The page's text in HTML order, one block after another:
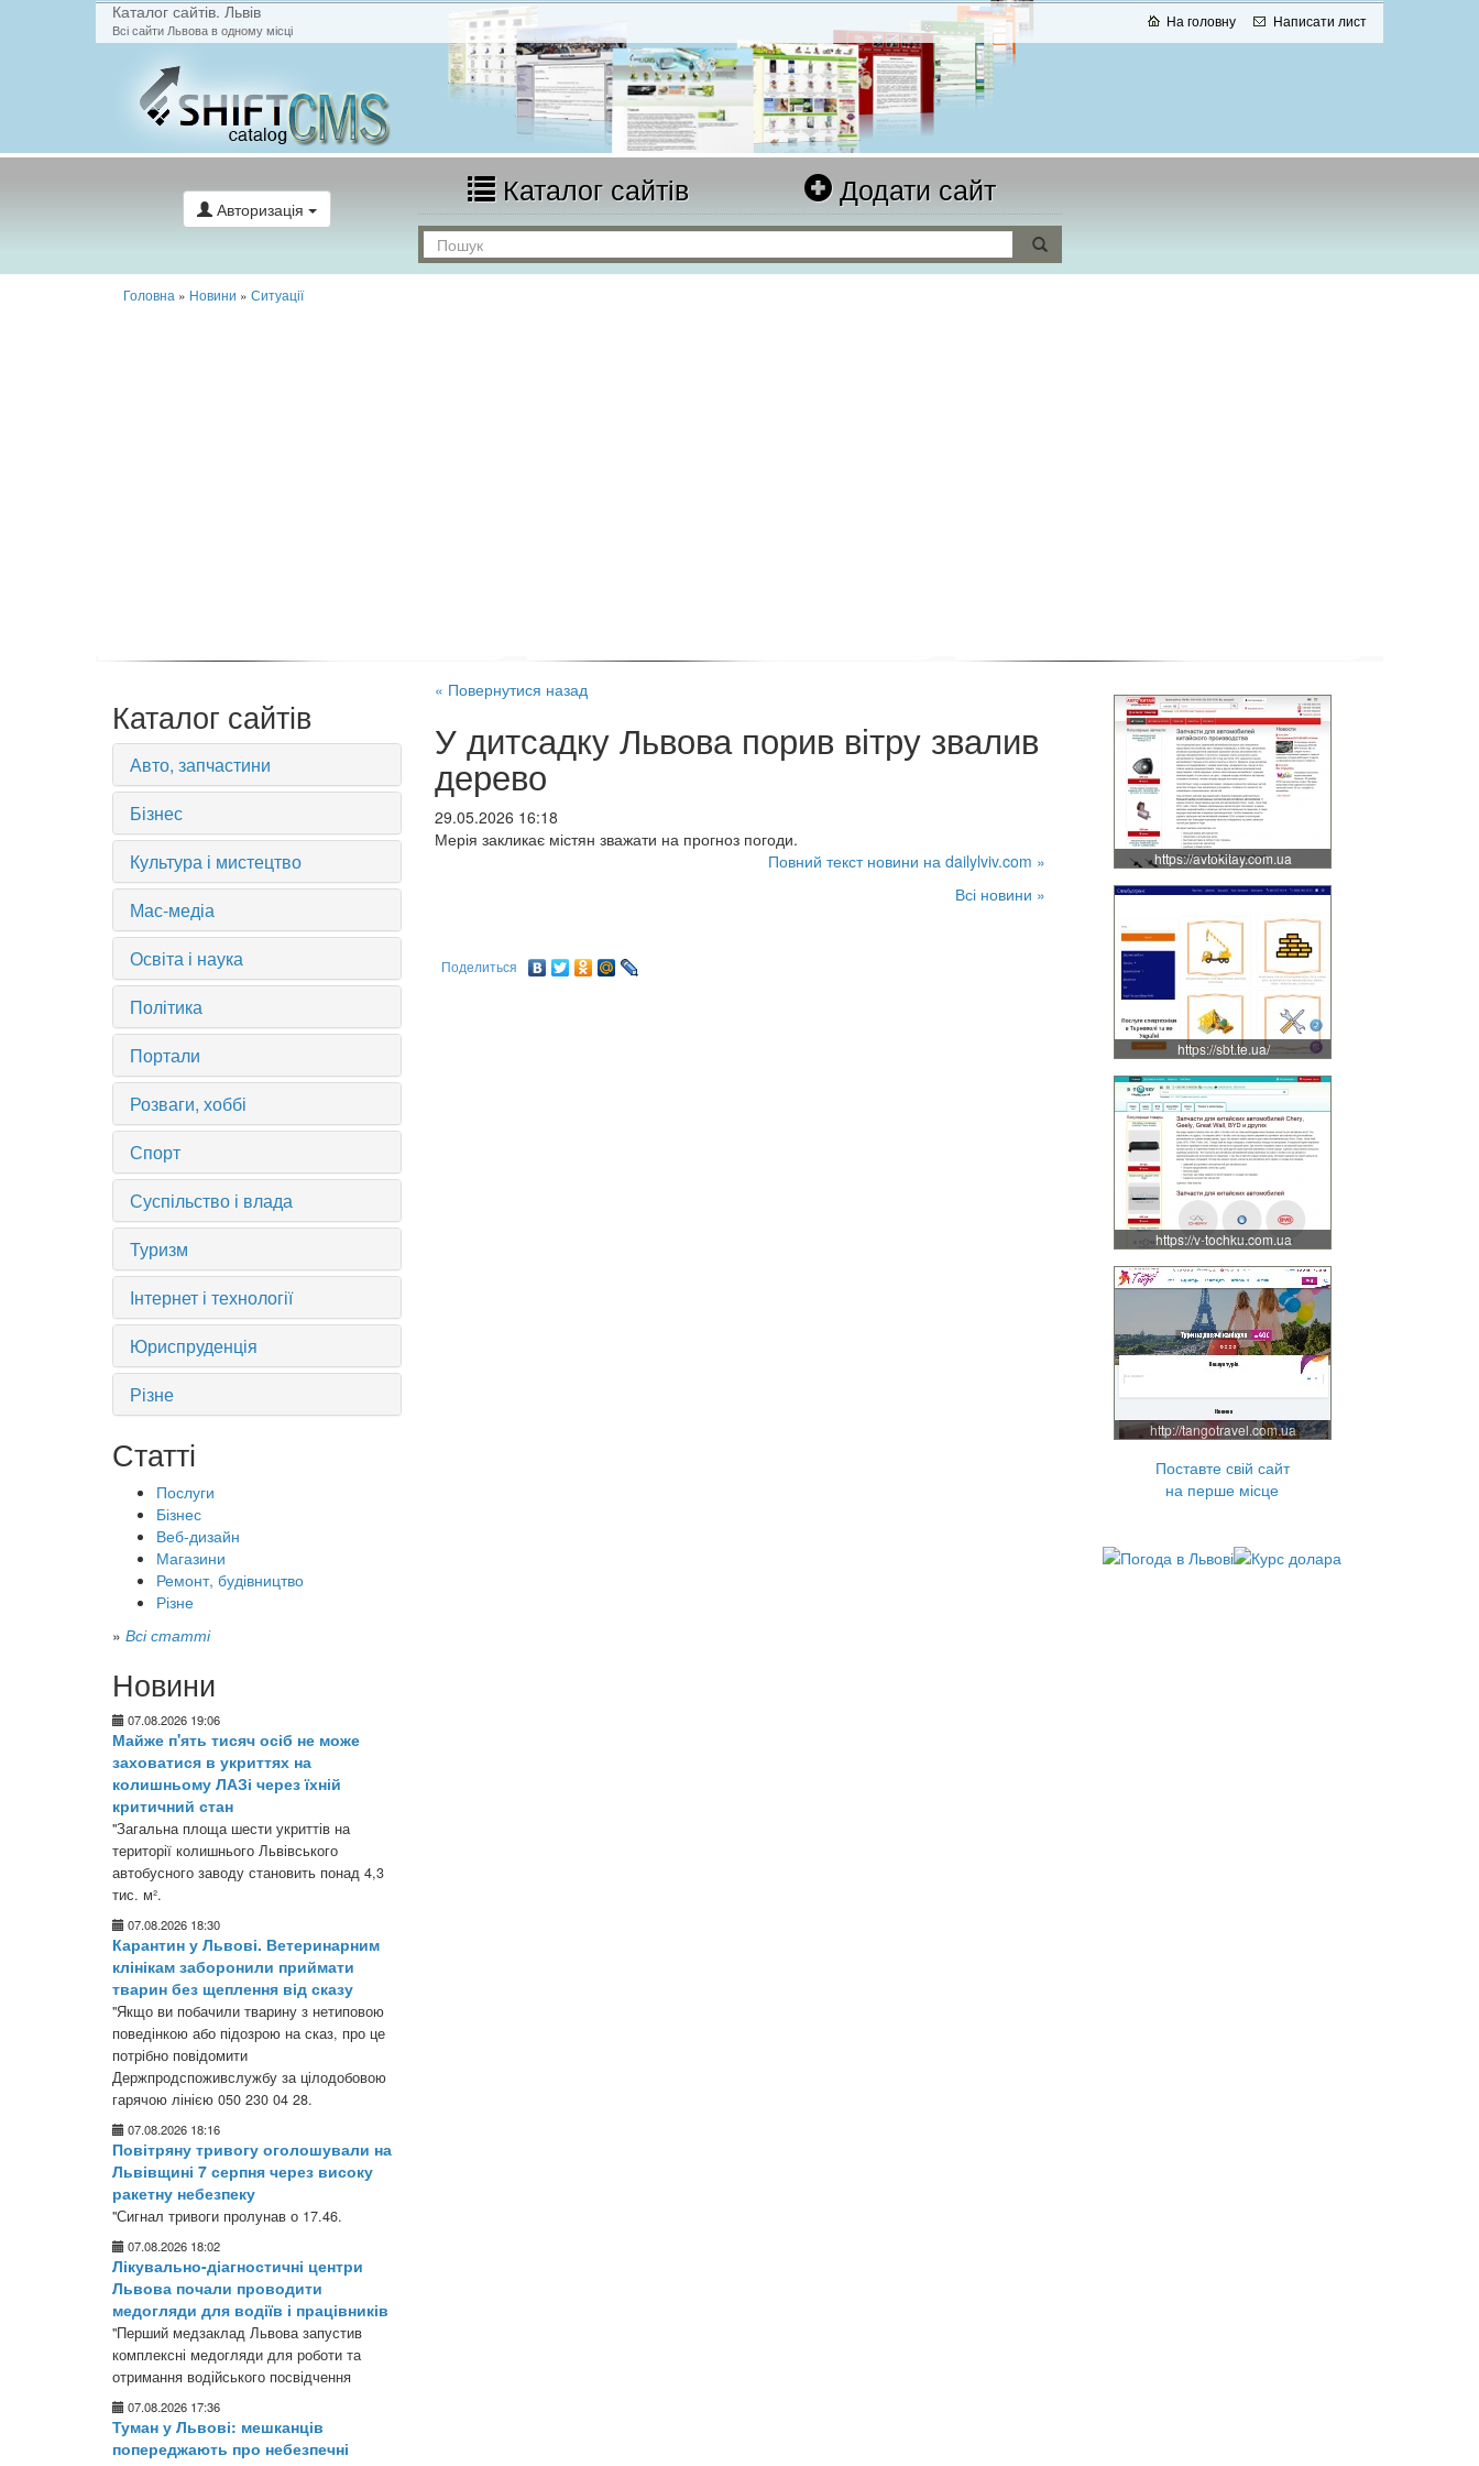
Каталог сайтів. Львів
Всі сайти Львова в одному місці На головну Написати лист
Авторизація
Каталог сайтів Додати сайт
Головна » Новини » Ситуації
Каталог сайтів
Авто, запчастини
Бізнес
Культура і мистецтво
Мас-медіа
Освіта і наука
Політика
Портали
Розваги, хоббі
Спорт
Суспільство і влада
Туризм
Інтернет і технології
Юриспруденція
Різне
Статті
Послуги
Бізнес
Веб-дизайн
Магазини
Ремонт, будівництво
Різне
» Всі статті
Новини
07.08.2026 19:06
Майже п'ять тисяч осіб не може
заховатися в укриттях на
колишньому ЛАЗі через їхній
критичний стан
"Загальна площа шести укриттів на
території колишнього Львівського
автобусного заводу становить понад 4,3
тис. м².
07.08.2026 18:30
Карантин у Львові. Ветеринарним
клінікам заборонили приймати
тварин без щеплення від сказу
"Якщо ви побачили тварину з нетиповою
поведінкою або підозрою на сказ, про це
потрібно повідомити
Держпродспоживслужбу за цілодобовою
гарячою лінією 050 230 04 28.
07.08.2026 18:16
Повітряну тривогу оголошували на
Львівщині 7 серпня через високу
ракетну небезпеку
"Сигнал тривоги пролунав о 17.46.
07.08.2026 18:02
Лікувально-діагностичні центри
Львова почали проводити
медогляди для водіїв і працівників
"Перший медзаклад Львова запустив
комплексні медогляди для роботи та
отримання водійського посвідчення
07.08.2026 17:36
Туман у Львові: мешканців
попереджають про небезпечні
« Повернутися назад
У дитсадку Львова порив вітру звалив
дерево
29.05.2026 16:18
Мерія закликає містян зважати на прогноз погоди.
Повний текст новини на dailylviv.com »
Всі новини »
Поделиться
https://avtokitay.com.ua
https://sbt.te.ua/
https://v-tochku.com.ua
http://tangotravel.com.ua
Поставте свій сайт
на перше місце